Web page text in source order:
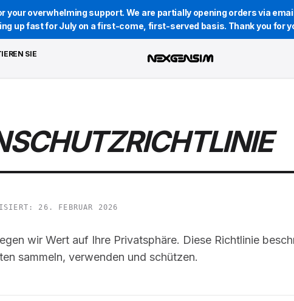
your overwhelming support. We are partially opening orders via
up fast for July on a first-come, first-served basis. Thank you for
SIE
26. FEBRUAR 2026
wir Wert auf Ihre Privatsphäre. Diese Richtlinie
sammeln, verwenden und schützen.